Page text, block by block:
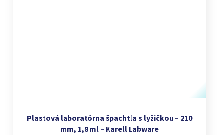
Plastová laboratórna špachtľa s lyžičkou – 210
mm, 1,8 ml – Karell Labware